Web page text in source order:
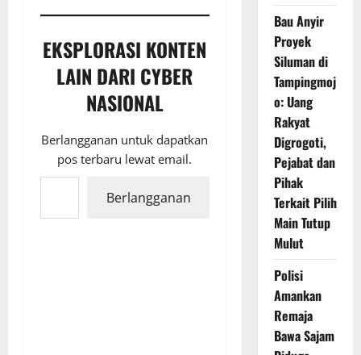
EKSPLORASI KONTEN
LAIN DARI CYBER
NASIONAL
Berlangganan untuk dapatkan
pos terbaru lewat email.
Ketikkan email Anda...
Berlangganan
Bau Anyir
Proyek
Siluman di
Tampingmoj
o: Uang
Rakyat
Digrogoti,
Pejabat dan
Pihak
Terkait Pilih
Main Tutup
Mulut
Polisi
Amankan
Remaja
Bawa Sajam